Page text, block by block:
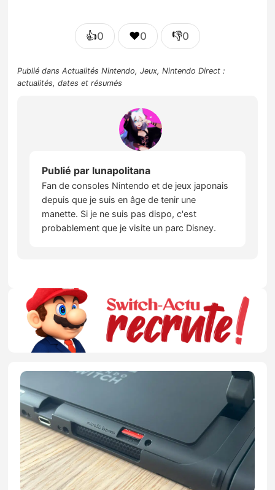
👍0 ❤️0 👎0
Publié dansActualités Nintendo,Jeux,Nintendo Direct :
actualités, dates et résumés
Publié par lunapolitana
Fan de consoles Nintendo et de jeux japonais
depuis que je suis en âge de tenir une
manette. Si je ne suis pas dispo, c'est
probablement que je visite un parc Disney.